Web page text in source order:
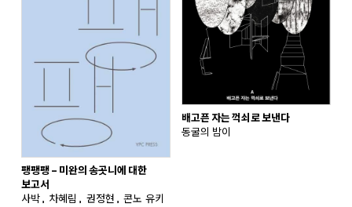
팽팽팽 – 미완의 송곳니에 대한
보고서
사박, 차혜림, 권정현, 콘노 유키
배고픈 자는 꺽쇠로 보낸다
동굴의 밤이